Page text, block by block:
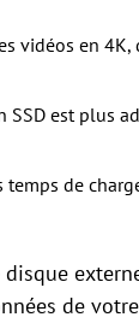
vidéos en
est plus
temps de
de